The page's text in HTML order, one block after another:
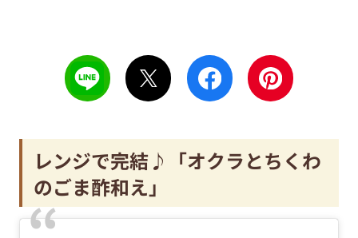
レンジで完結♪「オクラとちくわ
のごま酢和え」